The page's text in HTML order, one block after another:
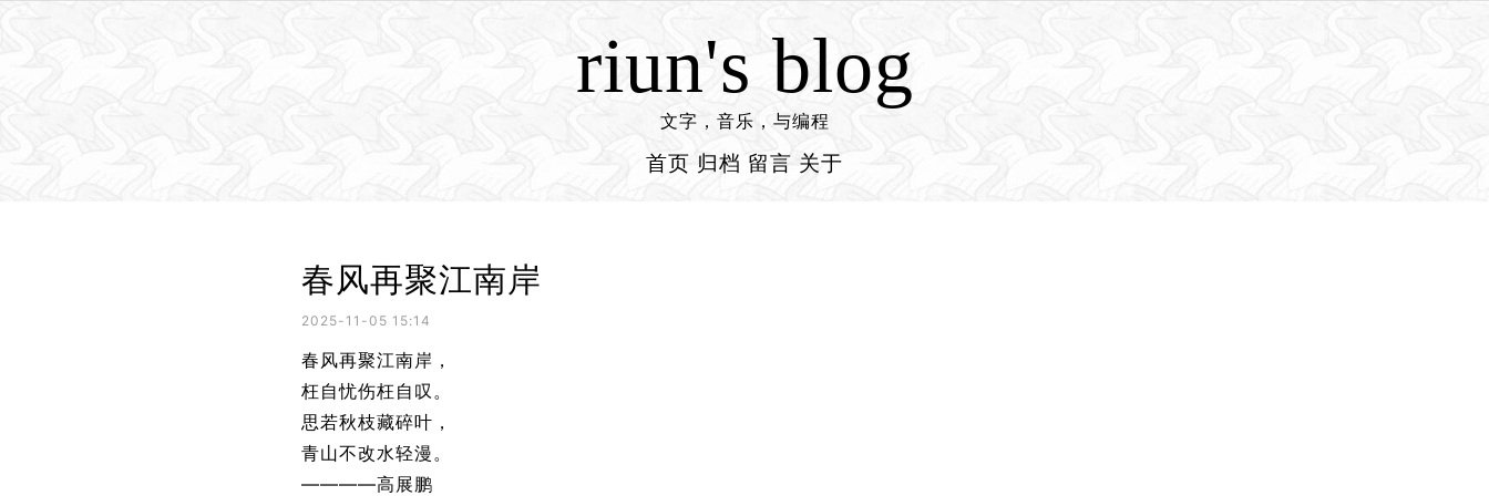
riun's blog
文字，音乐，与编程
首页 归档 留言 关于
春风再聚江南岸
2025-11-05 15:14
春风再聚江南岸，
枉自忧伤枉自叹。
思若秋枝藏碎叶，
青山不改水轻漫。
————高展鹏